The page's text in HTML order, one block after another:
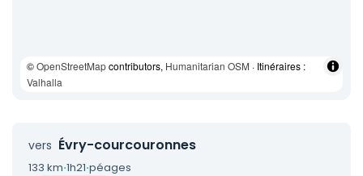
©OpenStreetMapcontributors, Humanitarian OSM · Itinéraires :
Valhalla
vers Évry-courcouronnes
133 km·1h21·péages